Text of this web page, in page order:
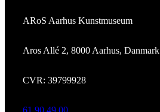
ARoS Aarhus Kunstmuseum
Aros Allé 2, 8000 Aarhus, Danmark
CVR: 39799928